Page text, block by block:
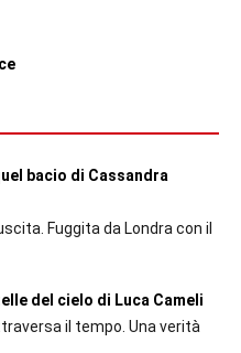
bacio di Cassandra
Fuggita da Londra con il
del cielo di Luca Cameli
il tempo. Una verità